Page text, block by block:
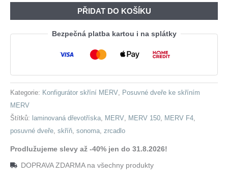
skříni
MERV
množství
PŘIDAT DO KOŠÍKU
Bezpečná platba kartou i na splátky
Kategorie: Konfigurátor skříní MERV
Posuvné dveře ke skříním
MERV
Štítků: laminovaná dřevotříska MERV MERV 150 MERV F4
posuvné dveře skříň sonoma zrcadlo
Prodlužujeme slevy až -40% jen do 31.8.2026!
DOPRAVA ZDARMA na všechny produkty